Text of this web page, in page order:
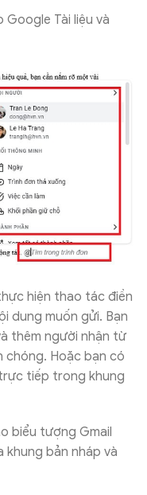
Google Tài liệu và
hiện thao tác điền
dung muốn gửi. Bạn
thêm người nhận từ
chóng. Hoặc bạn có
tiếp trong khung
biểu tượng Gmail
khung bản nháp và